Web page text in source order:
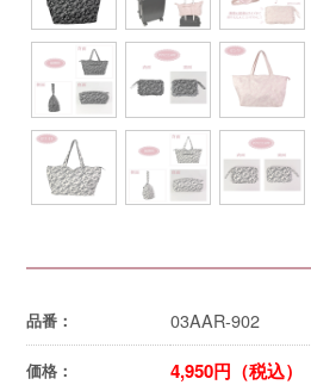
品番： 03AAR-902
価格： 4,950円（税込）